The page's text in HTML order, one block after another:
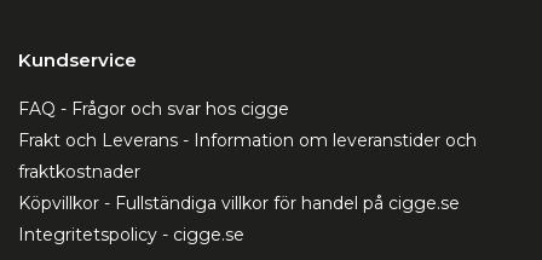
Kundservice
FAQ - Frågor och svar hos cigge
Frakt och Leverans - Information om leveranstider och
fraktkostnader
Köpvillkor - Fullständiga villkor för handel på cigge.se
Integritetspolicy - cigge.se